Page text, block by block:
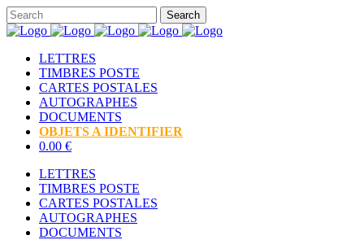
LETTRES
TIMBRES POSTE
CARTES POSTALES
AUTOGRAPHES
DOCUMENTS
OBJETS A IDENTIFIER
0.00 €
LETTRES
TIMBRES POSTE
CARTES POSTALES
AUTOGRAPHES
DOCUMENTS